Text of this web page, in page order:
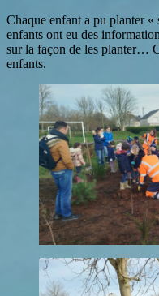
Chaque enfant a pu planter
enfants ont eu des
sur la façon de les planter…
enfants.